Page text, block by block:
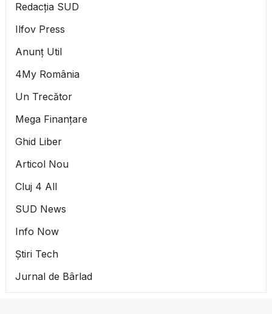
Redacția SUD
Ilfov Press
Anunț Util
4My România
Un Trecător
Mega Finanțare
Ghid Liber
Articol Nou
Cluj 4 All
SUD News
Info Now
Știri Tech
Jurnal de Bârlad